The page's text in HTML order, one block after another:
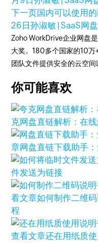
下一页国内可以使用
26日孙淑敏 | SaaS网
Zoho WorkDrive企业网盘
大奖。180多个国家的10
团队文件提供安全的云空间
你可能喜欢
克网盘直链解析：在
章网盘直链下载助手
件发送为链接
看文章如何制作二维
程
查看文章还在用纸质